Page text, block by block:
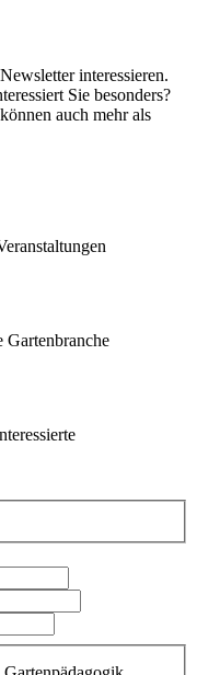
interessieren.
Sie besonders?
auch mehr als
Gartenbranche